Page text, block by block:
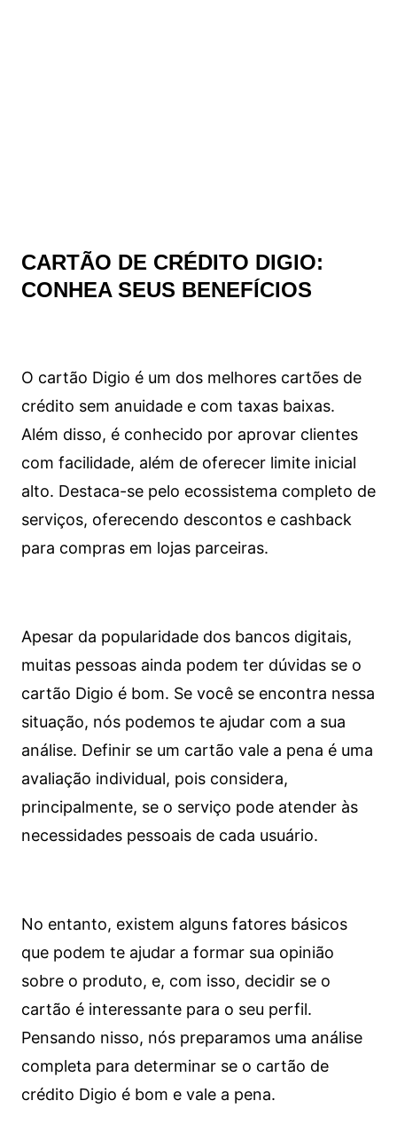
CARTÃO DE CRÉDITO DIGIO:
CONHEA SEUS BENEFÍCIOS
O cartão Digio é um dos melhores cartões de
crédito sem anuidade e com taxas baixas.
Além disso, é conhecido por aprovar clientes
com facilidade, além de oferecer limite inicial
alto. Destaca-se pelo ecossistema completo de
serviços, oferecendo descontos e cashback
para compras em lojas parceiras.
Apesar da popularidade dos bancos digitais,
muitas pessoas ainda podem ter dúvidas se o
cartão Digio é bom. Se você se encontra nessa
situação, nós podemos te ajudar com a sua
análise. Definir se um cartão vale a pena é uma
avaliação individual, pois considera,
principalmente, se o serviço pode atender às
necessidades pessoais de cada usuário.
No entanto, existem alguns fatores básicos
que podem te ajudar a formar sua opinião
sobre o produto, e, com isso, decidir se o
cartão é interessante para o seu perfil.
Pensando nisso, nós preparamos uma análise
completa para determinar se o cartão de
crédito Digio é bom e vale a pena.